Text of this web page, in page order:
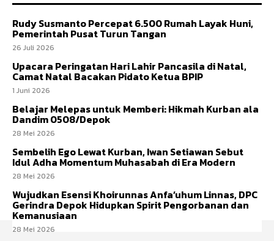
Rudy Susmanto Percepat 6.500 Rumah Layak Huni,
Pemerintah Pusat Turun Tangan
26 Juli 2026
Upacara Peringatan Hari Lahir Pancasila di Natal,
Camat Natal Bacakan Pidato Ketua BPIP
1 Juni 2026
Belajar Melepas untuk Memberi: Hikmah Kurban ala
Dandim 0508/Depok
28 Mei 2026
Sembelih Ego Lewat Kurban, Iwan Setiawan Sebut
Idul Adha Momentum Muhasabah di Era Modern
28 Mei 2026
Wujudkan Esensi Khoirunnas Anfa’uhum Linnas, DPC
Gerindra Depok Hidupkan Spirit Pengorbanan dan
Kemanusiaan
28 Mei 2026